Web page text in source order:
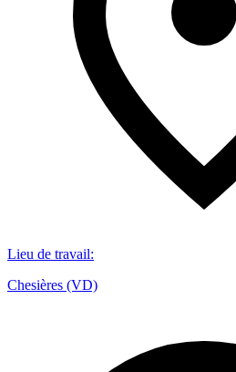
Lieu de travail:
Chesières (VD)